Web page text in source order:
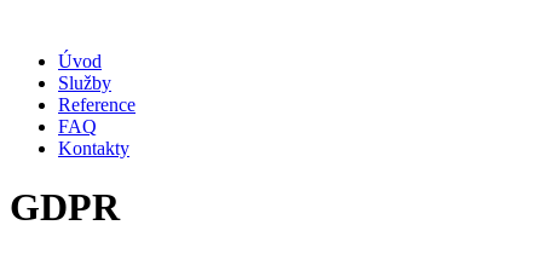
Úvod
Služby
Reference
FAQ
Kontakty
GDPR